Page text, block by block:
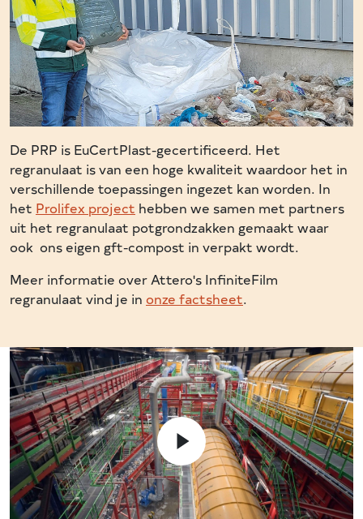
De PRP is EuCertPlast-gecertificeerd. Het
regranulaat is van een hoge kwaliteit waardoor het in
verschillende toepassingen ingezet kan worden. In
het Prolifex project hebben we samen met partners
uit het regranulaat potgrondzakken gemaakt waar
ook ons eigen gft-compost in verpakt wordt.
Meer informatie over Attero's InfiniteFilm
regranulaat vind je in onze factsheet.